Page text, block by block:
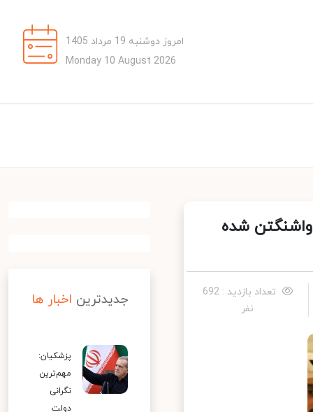
امروز دوشنبه 19 مرداد 1405
Monday 10 August 2026
شده
تعداد بازدید : 692
نفر
جدیدترین اخبار ها
پزشکیان:
مهم‌ترین
نگرانی
دولت